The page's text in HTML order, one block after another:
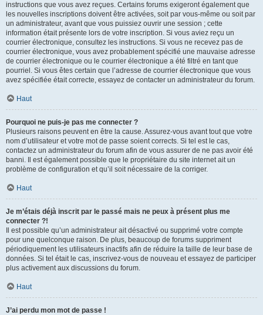
instructions que vous avez reçues. Certains forums exigeront également que
les nouvelles inscriptions doivent être activées, soit par vous-même ou soit par
un administrateur, avant que vous puissiez ouvrir une session ; cette
information était présente lors de votre inscription. Si vous aviez reçu un
courrier électronique, consultez les instructions. Si vous ne recevez pas de
courrier électronique, vous avez probablement spécifié une mauvaise adresse
de courrier électronique ou le courrier électronique a été filtré en tant que
pourriel. Si vous êtes certain que l’adresse de courrier électronique que vous
avez spécifiée était correcte, essayez de contacter un administrateur du forum.
Haut
Pourquoi ne puis-je pas me connecter ?
Plusieurs raisons peuvent en être la cause. Assurez-vous avant tout que votre
nom d’utilisateur et votre mot de passe soient corrects. Si tel est le cas,
contactez un administrateur du forum afin de vous assurer de ne pas avoir été
banni. Il est également possible que le propriétaire du site internet ait un
problème de configuration et qu’il soit nécessaire de la corriger.
Haut
Je m’étais déjà inscrit par le passé mais ne peux à présent plus me
connecter ?!
Il est possible qu’un administrateur ait désactivé ou supprimé votre compte
pour une quelconque raison. De plus, beaucoup de forums suppriment
périodiquement les utilisateurs inactifs afin de réduire la taille de leur base de
données. Si tel était le cas, inscrivez-vous de nouveau et essayez de participer
plus activement aux discussions du forum.
Haut
J’ai perdu mon mot de passe !